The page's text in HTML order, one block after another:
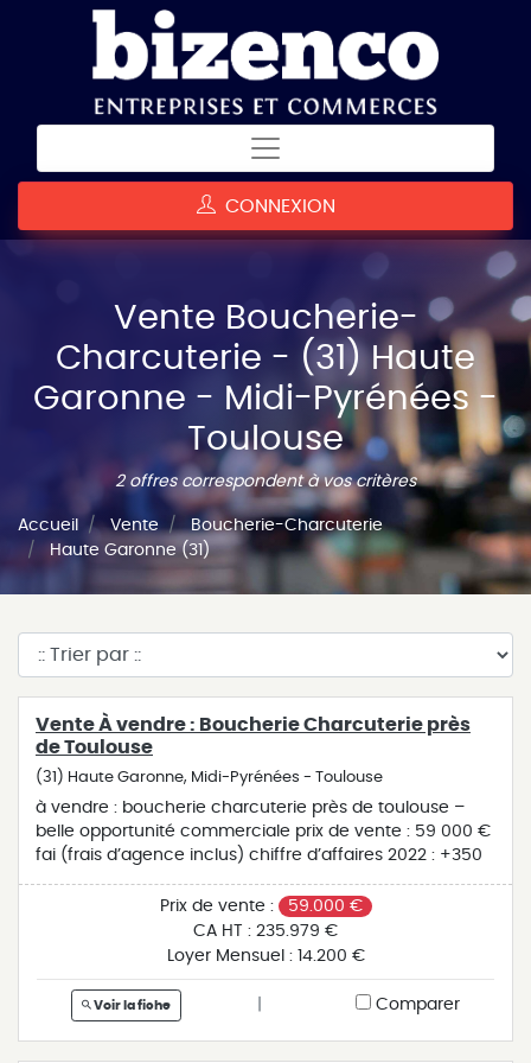
CONNEXION
Vente Boucherie-
Charcuterie - (31) Haute
Garonne - Midi-Pyrénées -
Toulouse
2 offres correspondent à vos critères
Accueil Vente
Boucherie-Charcuterie
Haute Garonne (31)
Vente À vendre : Boucherie Charcuterie près
de Toulouse
(31) Haute Garonne, Midi-Pyrénées - Toulouse
à vendre : boucherie charcuterie près de toulouse –
belle opportunité commerciale prix de vente : 59 000 €
fai (frais d’agence inclus) chiffre d’affaires 2022 : +350
représente une opportunité rare de reprise dans un
secteur dynamique. caractéristiques de l’établissement
: clientèle fidèle et régulière matériel professionnel
laboratoire, plonge professionnelle aucun salarié à
reprendre – exploité actuellement par un couple vente
pour cause de départ à la retraite ce fonds de
Prix de vente :
59.000 €
CA HT : 235.979 €
Loyer Mensuel : 14.200 €
Voir la fiche Comparer